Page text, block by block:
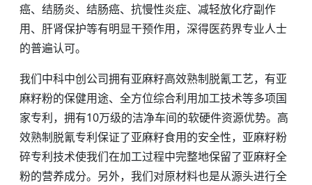
癌、结肠炎、结肠癌、抗慢性炎症、减轻放化疗副作
用、肝肾保护等有明显干预作用，深得医药界专业人士
的普遍认可。
我们中科中创公司拥有亚麻籽高效熟制脱氰工艺，有亚
麻籽粉的保健用途、全方位综合利用加工技术等多项国
家专利，拥有10万级的洁净车间的软硬件资源优势。高
效熟制脱氰专利保证了亚麻籽食用的安全性，亚麻籽粉
碎专利技术使我们在加工过程中完整地保留了亚麻籽全
粉的营养成分。另外，我们对原材料也是从源头进行全